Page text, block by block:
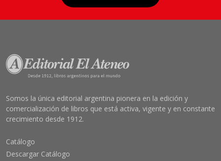
Somos la única editorial argentina pionera en la edición y
comercialización de libros que está activa, vigente y en constante
crecimiento desde 1912.
Catálogo
Descargar Catálogo